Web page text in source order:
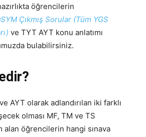
öğrencilerin
Çıkmış Sorular (Tüm YGS
ve TYT AYT konu anlatımı
bulabilirsiniz.
AYT olarak adlandırılan iki farklı
olması MF, TM ve TS
öğrencilerin hangi sınava